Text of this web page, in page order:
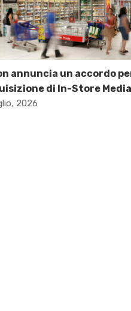
annuncia un accordo
di In-Store Media
2026